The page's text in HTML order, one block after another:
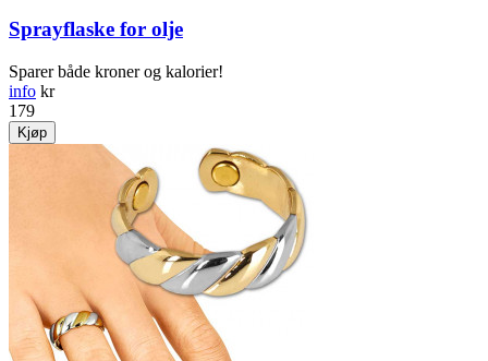
Sprayflaske for olje
Sparer både kroner og kalorier!
info kr
179
Kjøp